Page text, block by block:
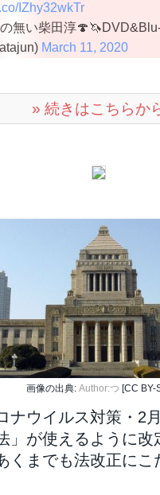
IZhy32wkTr
無い柴田淳
March 11, 2020
» 続きはこちらか
画像の出典: Author:つ [CC BY-
ナウイルス対策・2
」が使えるように
くまでも法改正にこ